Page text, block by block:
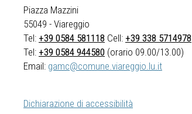
Piazza Mazzini
55049 - Viareggio
Tel: +39 0584 581118 Cell: +39 338 5714978
Tel: +39 0584 944580 (orario 09.00/13.00)
Email: gamc@comune.viareggio.lu.it
Dichiarazione di accessibilità